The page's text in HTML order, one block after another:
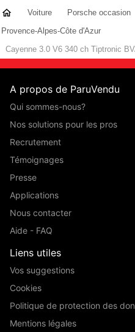
Voiture Porsche occasion
Provence-Alpes-Côte d'Azur
Cayenne 3.0 V6 340 ch Tiptronic
A propos de ParuVendu
Qui sommes-nous?
Nos solutions pour les pros
Recrutement
Témoignages
Presse
Applications
Nous contacter
Aide - FAQ
Liens utiles
Vos suggestions
Cookies
Politique de protection des
Mentions légales